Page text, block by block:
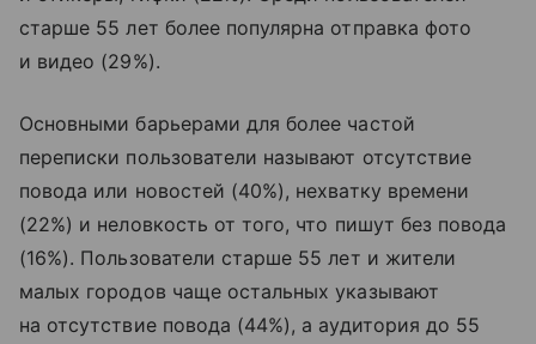
старше 55 лет более популярна отправка фото
и видео (29%).
Основными барьерами для более частой
переписки пользователи называют отсутствие
повода или новостей (40%), нехватку времени
(22%) и неловкость от того, что пишут без повода
(16%). Пользователи старше 55 лет и жители
малых городов чаще остальных указывают
на отсутствие повода (44%), а аудитория до 55